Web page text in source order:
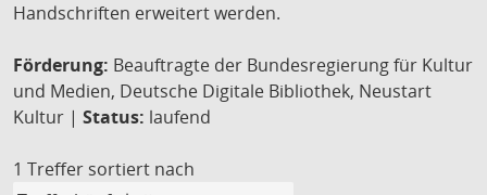
Handschriften erweitert werden.
Förderung: Beauftragte der Bundesregierung für Kultur
und Medien, Deutsche Digitale Bibliothek, Neustart
Kultur | Status: laufend
1 Treffer sortiert nach